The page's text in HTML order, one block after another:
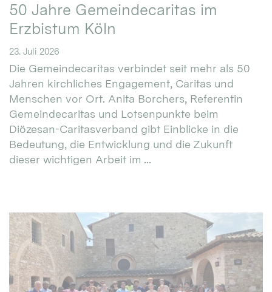
50 Jahre Gemeindecaritas im
Erzbistum Köln
23. Juli 2026
Die Gemeindecaritas verbindet seit mehr als 50
Jahren kirchliches Engagement, Caritas und
Menschen vor Ort. Anita Borchers, Referentin
Gemeindecaritas und Lotsenpunkte beim
Diözesan-Caritasverband gibt Einblicke in die
Bedeutung, die Entwicklung und die Zukunft
dieser wichtigen Arbeit im ...